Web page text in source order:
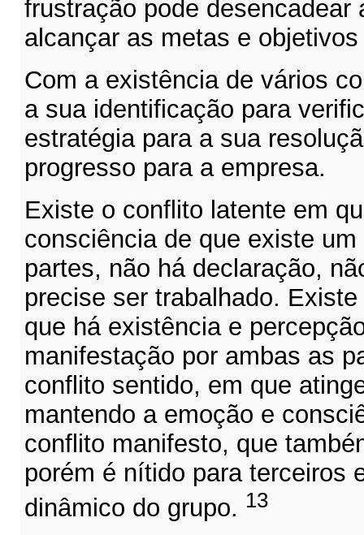
frustração pode desencadear
alcançar as metas e
Com a existência de vários
a sua identificação para
estratégia para a sua
progresso para a empresa.
Existe o conflito latente em
consciência de que existe
partes, não há declaração,
precise ser trabalhado.
que há existência e
manifestação por ambas as
conflito sentido, em que
mantendo a emoção e
conflito manifesto, que
porém é nítido para terceiros
dinâmico do grupo. 13